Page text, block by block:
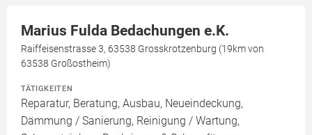
Marius Fulda Bedachungen e.K.
Raiffeisenstrasse 3, 63538 Grosskrotzenburg (19km von
63538 Großostheim)
TÄTIGKEITEN
Reparatur, Beratung, Ausbau, Neueindeckung,
Dämmung / Sanierung, Reinigung / Wartung,